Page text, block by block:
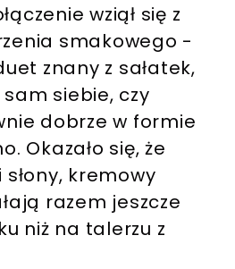
wziął się z
smakowego -
znany z sałatek,
siebie, czy
dobrze w formie
Okazało się, że
słony, kremowy
razem jeszcze
niż na talerzu z